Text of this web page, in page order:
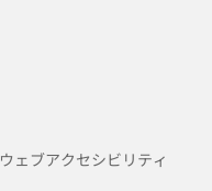
ウェブアクセシビリティ